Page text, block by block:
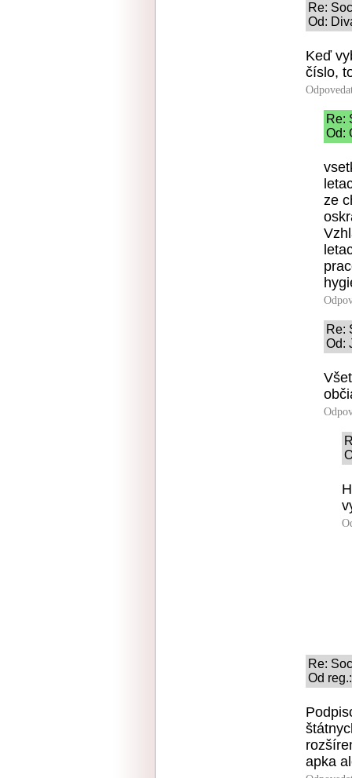
Re:
Od:
Keď
číslo,
Re:
Od:
ze
Re:
Od:
Re:
Od
apka